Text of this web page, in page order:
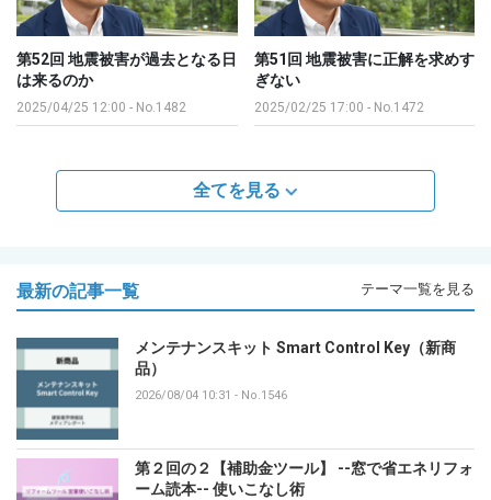
第52回 地震被害が過去となる日
は来るのか
2025/04/25 12:00 - No.1482
第51回 地震被害に正解を求めす
ぎない
2025/02/25 17:00 - No.1472
全てを見る
最新の記事一覧 テーマ一覧を見る
メンテナンスキット Smart Control Key（新商
品）
2026/08/04 10:31 - No.1546
第２回の２【補助金ツール】 --窓で省エネリフォ
ーム読本-- 使いこなし術